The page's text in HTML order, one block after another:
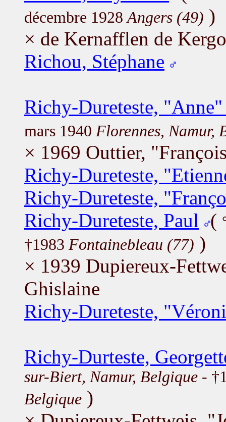
décembre 1928 Angers (49) )
× de Kernafflen de
Richou, Stéphane
Richy-Dureteste,
mars 1940 Florennes, Namur,
× 1969 Outtier,
Richy-Dureteste,
Richy-Dureteste,
Richy-Dureteste, Paul
(
†1983 Fontainebleau (77) )
× 1939 Dupiereux-
Ghislaine
Richy-Dureteste,
Richy-Durteste,
sur-Biert, Namur, Belgique -
Belgique )